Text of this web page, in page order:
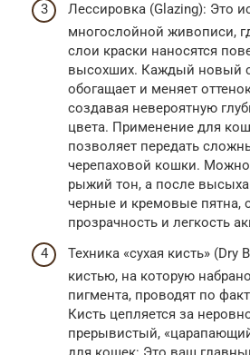
Лессировка (Glazing): Это
многослойной живописи,
слои краски наносятся
высохших. Каждый новый
обогащает и меняет
создавая невероятную
цвета. Применение для
позволяет передать
черепаховой кошки.
рыжий тон, а после
черные и кремовые пятна,
прозрачность и легкость
Техника «сухая кисть» (Dry
кистью, на которую
пигмента, проводят по
Кисть цепляется за
прерывистый,